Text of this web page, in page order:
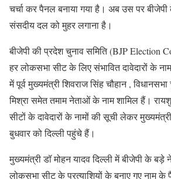
चर्चा कर पैनल बनाया गया है। अब उस पर
संसदीय दल को मुहर लगाना है।
बीजेपी की प्रदेश चुनाव समिति (BJP Election
हर लोकसभा सीट के लिए संभावित दावेदारों के
में पूर्व मुख्यमंत्री शिवराज सिंह चौहान ,
मिश्रा समेत तमाम नेताओं के नाम शामिल हैं।
सीटों के दावेदारों के नामों की सूची लेकर
बुधवार को दिल्ली पहुंचे हैं।
मुख्यमंत्री डॉ मोहन यादव दिल्ली में बीजेपी के
लोकसभा सीट के प्रत्याशियों के बनाए गए नाम